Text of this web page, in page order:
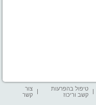
טיפול בהפרעות
קשב וריכוז
צור
קשר